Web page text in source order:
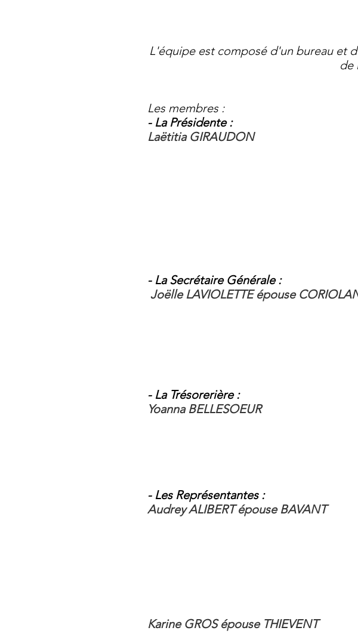
L'équipe est composé d'un bureau et
de
Les membres :
- La Présidente :
Laëtitia GIRAUDON
- La Secrétaire Générale :
Joëlle LAVIOLETTE épouse
- La Trésorerière :
Yoanna BELLESOEUR
- Les Représentantes :
Audrey ALIBERT épouse BAVANT
Karine GROS épouse THIEVENT